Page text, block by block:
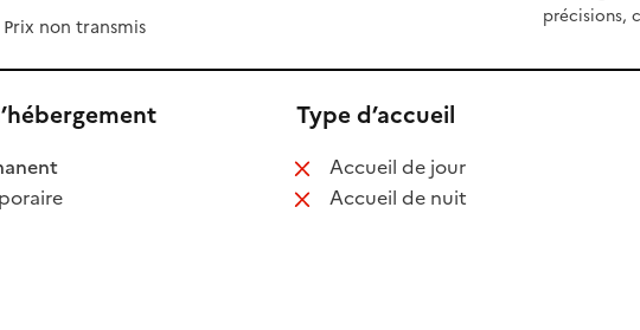
Prix non transmis
précisions,
: disponible
: non disponible
Type d’accueil
Accueil de jour: non disponible
Accueil de nuit: non disponible